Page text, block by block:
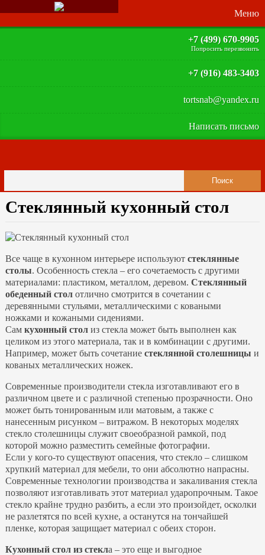
+7 (499) 670-9905
Попросить перезвонить
+7 (916) 483-3403
tortsnab@yandex.ru
Написать письмо
Стеклянный кухонный стол
Все чаще в кухонном интерьере используют стеклянные
столы. Особенность стекла – его сочетаемость с другими
материалами: пластиком, металлом, деревом. Стеклянный
обеденный столотлично смотрится в сочетании с
деревянными стульями, металлическими с коваными
ножками и кожаными сидениями.
Сам кухонный столиз стекла может быть выполнен как
целиком из этого материала, так и в комбинации с другими.
Например, может быть сочетание стеклянной столешницы и
кованых металлических ножек.
Современные производители стекла изготавливают его в
различном цвете и с различной степенью прозрачности. Оно
может быть тонированным или матовым, а также с
нанесенным рисунком – витражом. В некоторых моделях
стекло столешницы служит своеобразной рамкой, под
которой можно разместить семейные фотографии.
Если у кого-то существуют опасения, что стекло – слишком
хрупкий материал для мебели, то они абсолютно напрасны.
Современные технологии производства и закаливания стекла
позволяют изготавливать этот материал ударопрочным. Такое
стекло крайне трудно разбить, а если это произойдет, осколки
не разлетятся по всей кухне, а останутся на тончайшей
пленке, которая защищает материал с обеих сторон.
Кухонный стол из стекла – это еще и выгодное